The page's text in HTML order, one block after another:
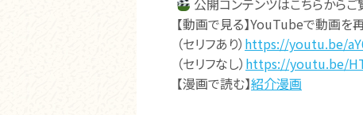
公開コンテンツはこちらから
【動画で見る】YouTubeで動画を
（セリフあり） https://youtu.be/
（セリフなし） https://youtu.be/
【漫画で読む】紹介漫画